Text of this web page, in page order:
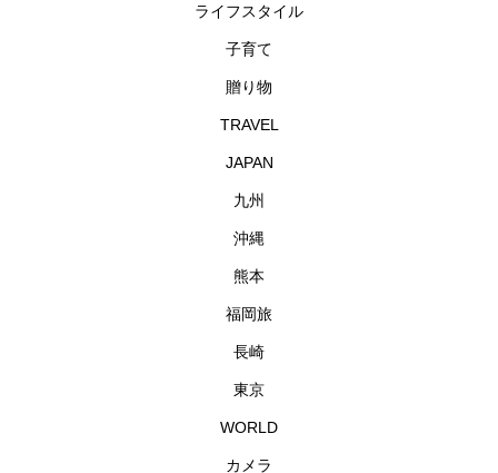
ライフスタイル
子育て
贈り物
TRAVEL
JAPAN
九州
沖縄
熊本
福岡旅
長崎
東京
WORLD
カメラ